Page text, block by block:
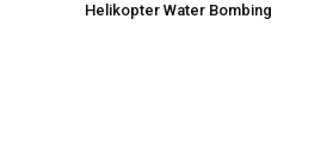
Helikopter Water Bombing